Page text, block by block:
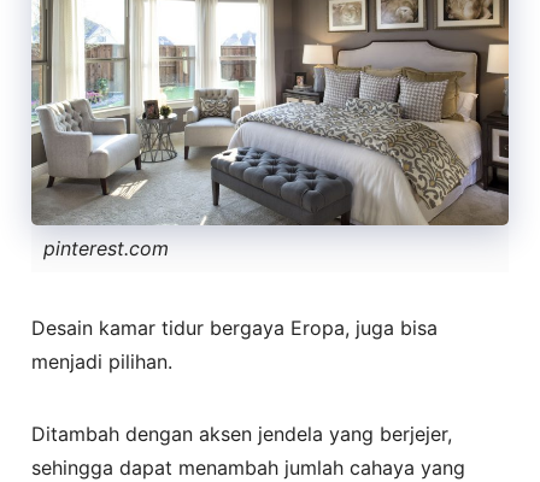
pinterest.com
Desain kamar tidur bergaya Eropa, juga bisa
menjadi pilihan.
Ditambah dengan aksen jendela yang berjejer,
sehingga dapat menambah jumlah cahaya yang